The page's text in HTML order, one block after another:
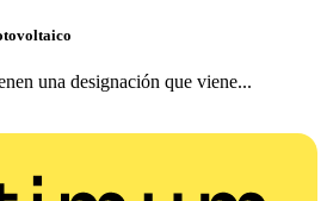
una designación que viene...